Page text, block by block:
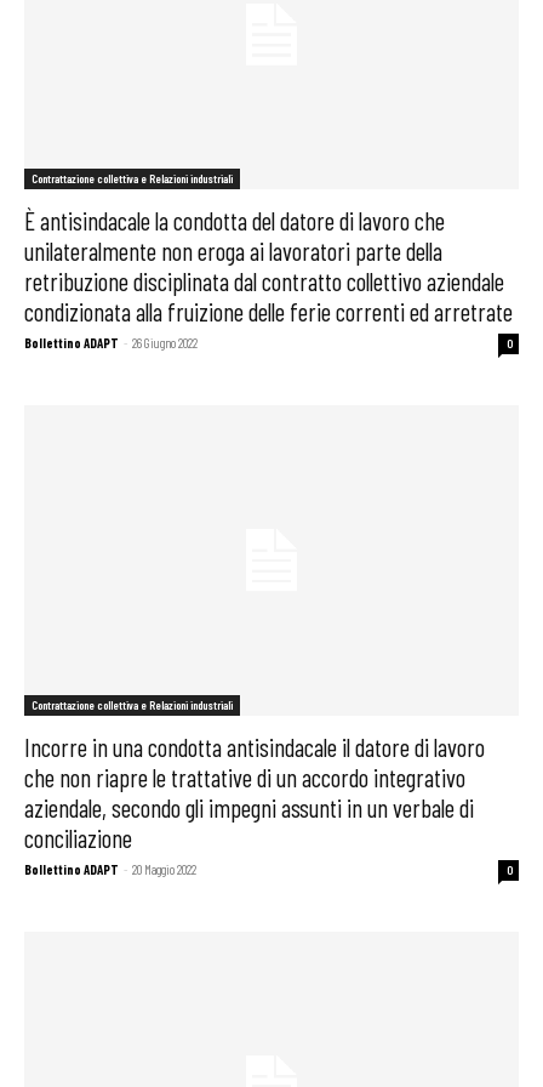
Contrattazione collettiva e Relazioni industriali
È antisindacale la condotta del datore di lavoro che
unilateralmente non eroga ai lavoratori parte della
retribuzione disciplinata dal contratto collettivo aziendale
condizionata alla fruizione delle ferie correnti ed arretrate
Bollettino ADAPT - 26 Giugno 2022 0
Contrattazione collettiva e Relazioni industriali
Incorre in una condotta antisindacale il datore di lavoro
che non riapre le trattative di un accordo integrativo
aziendale, secondo gli impegni assunti in un verbale di
conciliazione
Bollettino ADAPT - 20 Maggio 2022 0